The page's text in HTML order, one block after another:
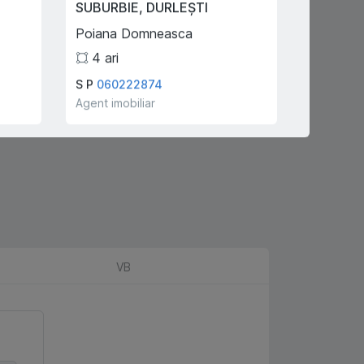
VB
SUBURBIE, DURLEȘTI
Poiana Domneasca
4 ari
S P 060222874
Agent imobiliar